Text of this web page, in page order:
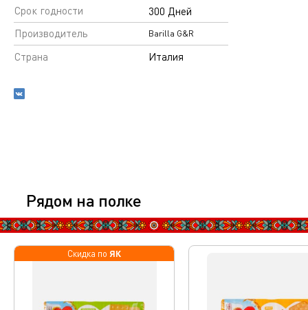
Срок годности
300 Дней
Производитель
Barilla G&R
Страна Италия
Рядом на полке
Скидка по ЯК